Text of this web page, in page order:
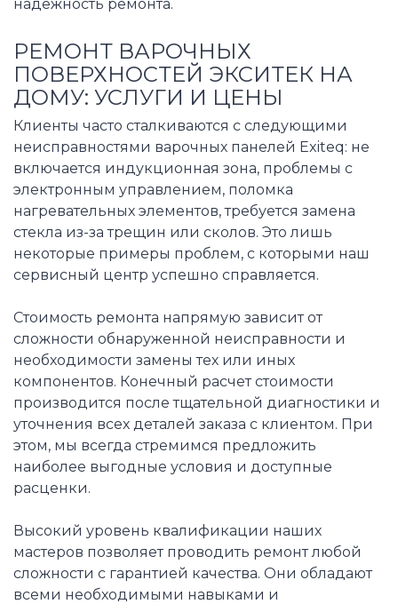
надежность ремонта.
РЕМОНТ ВАРОЧНЫХ
ПОВЕРХНОСТЕЙ ЭКСИТЕК НА
ДОМУ: УСЛУГИ И ЦЕНЫ
Клиенты часто сталкиваются с следующими
неисправностями варочных панелей Exiteq: не
включается индукционная зона, проблемы с
электронным управлением, поломка
нагревательных элементов, требуется замена
стекла из-за трещин или сколов. Это лишь
некоторые примеры проблем, с которыми наш
сервисный центр успешно справляется.
Стоимость ремонта напрямую зависит от
сложности обнаруженной неисправности и
необходимости замены тех или иных
компонентов. Конечный расчет стоимости
производится после тщательной диагностики и
уточнения всех деталей заказа с клиентом. При
этом, мы всегда стремимся предложить
наиболее выгодные условия и доступные
расценки.
Высокий уровень квалификации наших
мастеров позволяет проводить ремонт любой
сложности с гарантией качества. Они обладают
всеми необходимыми навыками и